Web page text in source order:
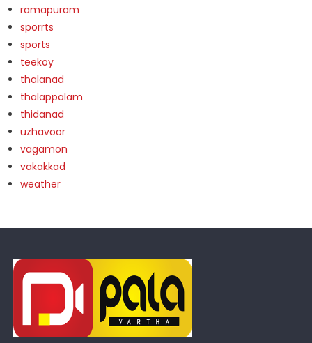
ramapuram
sporrts
sports
teekoy
thalanad
thalappalam
thidanad
uzhavoor
vagamon
vakakkad
weather